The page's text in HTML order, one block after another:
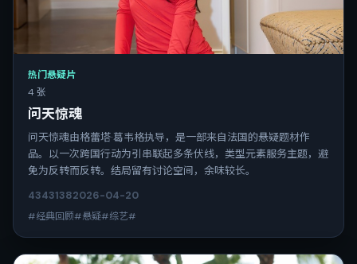
热门悬疑片
4 张
问天惊魂
问天惊魂由格蕾塔·葛韦格执导，是一部来自法国的悬疑题材作
品。以一次跨国行动为引串联起多条伏线，类型元素服务主题，避
免为反转而反转。结局留有讨论空间，余味较长。
43431382026-04-20
#经典回顾#悬疑#综艺#